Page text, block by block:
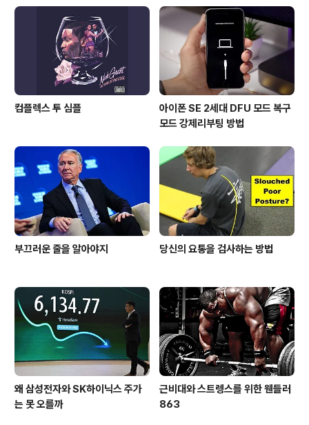
베리OS(BlackBerry 10)는 Chromecast를 지원하지
않는다. 그리고 이제, 안드로이드 OEM 제조업체로써의 블
랙베리에 관한 새로운 라인-업이 등장할 수도 있다. 이 기
컴플렉스 투 심플
아이폰 SE 2세대 DFU 모드 복구
모드 강제리부팅 방법
부끄러운 줄을 알아야지 당신의 요통을 검사하는 방법
왜 삼성전자와 SK하이닉스 주가
는 못 오를까
근비대와 스트렝스를 위한 웬들러
863